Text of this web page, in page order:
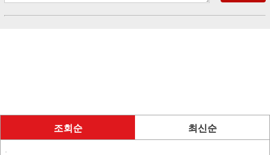
조회순 최신순